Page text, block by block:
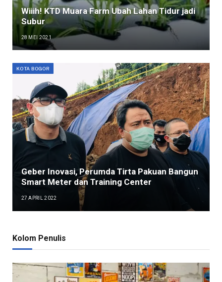
Wiiih! KTD Muara Farm Ubah Lahan Tidur jadi
Subur
28 MEI 2021
KOTA BOGOR
Geber Inovasi, Perumda Tirta Pakuan Bangun
Smart Meter dan Training Center
27 APRIL 2022
Kolom Penulis